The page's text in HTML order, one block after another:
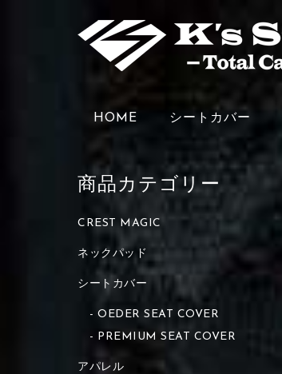
HOME シートカバー
商品カテゴリー
CREST MAGIC
ネックパッド
シートカバー
OEDER SEAT COVER
PREMIUM SEAT COVER
アパレル